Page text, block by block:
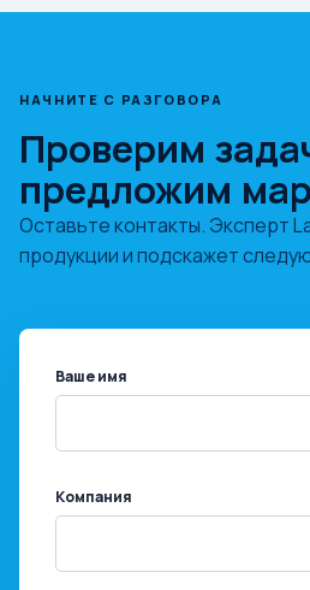
НАЧНИТЕ С РАЗГОВОРА
Проверим
предложим
Оставьте контакты. Эксперт
продукции и подскажет
Ваше имя
Компания